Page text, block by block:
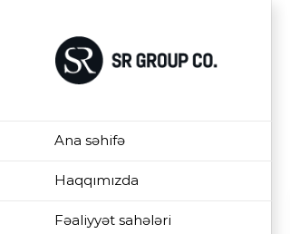
Ana səhifə
Haqqımızda
Fəaliyyət sahələri